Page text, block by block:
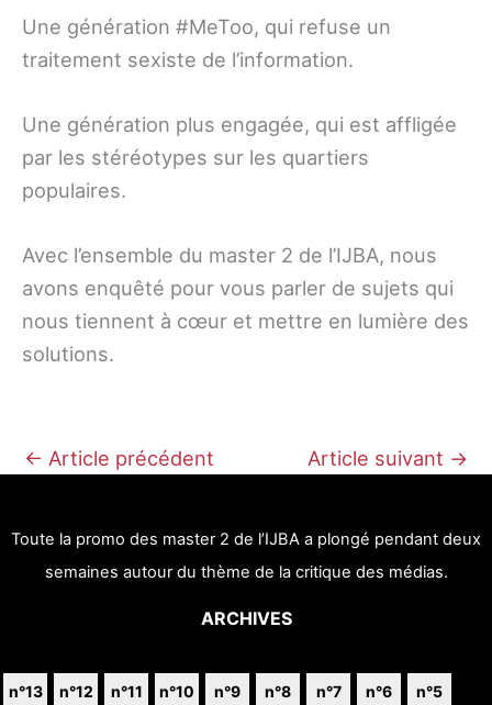
Une génération #MeToo, qui refuse un
traitement sexiste de l’information.
Une génération plus engagée, qui est affligée
par les stéréotypes sur les quartiers
populaires.
Avec l’ensemble du master 2 de l’IJBA, nous
avons enquêté pour vous parler de sujets qui
nous tiennent à cœur et mettre en lumière des
solutions.
← Article précédent Article suivant →
Toute la promo des master 2 de l’IJBA a plongé pendant deux
semaines autour du thème de la critique des médias.
ARCHIVES
n°13 n°12 n°11 n°10 n°9 n°8 n°7 n°6 n°5